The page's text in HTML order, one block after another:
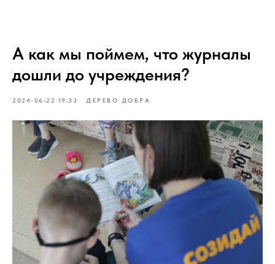
А как мы поймем, что журналы
дошли до учреждения?
2024-06-22 19:33 ДЕРЕВО ДОБРА